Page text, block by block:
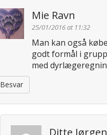
Mie Ravn
25/01/2016 at 11:32
Man kan også
godt formål i
med
Besvar
Ditte